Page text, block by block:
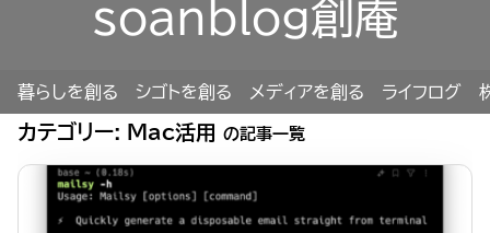
soanblog創庵
暮らしを創る シゴトを創る メディアを創る ライフログ
カテゴリー: Mac活用 の記事一覧